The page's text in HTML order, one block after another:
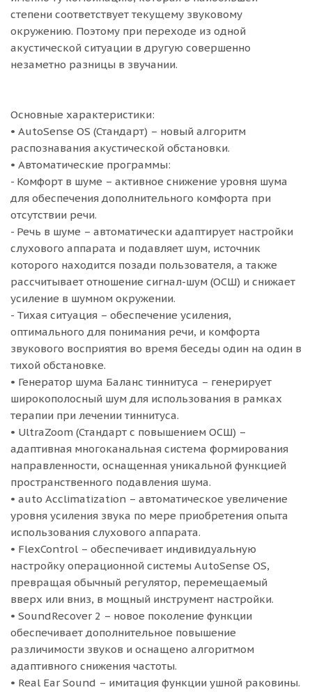
степени соответствует текущему звуковому
окружению. Поэтому при переходе из одной
акустической ситуации в другую совершенно
незаметно разницы в звучании.
Основные характеристики:
• AutoSense OS (Стандарт) – новый алгоритм
распознавания акустической обстановки.
• Автоматические программы:
- Комфорт в шуме – активное снижение уровня шума
для обеспечения дополнительного комфорта при
отсутствии речи.
- Речь в шуме – автоматически адаптирует настройки
слухового аппарата и подавляет шум, источник
которого находится позади пользователя, а также
рассчитывает отношение сигнал-шум (ОСШ) и снижает
усиление в шумном окружении.
- Тихая ситуация – обеспечение усиления,
оптимального для понимания речи, и комфорта
звукового восприятия во время беседы один на один в
тихой обстановке.
• Генератор шума Баланс тиннитуса – генерирует
широкополосный шум для использования в рамках
терапии при лечении тиннитуса.
• UltraZoom (Стандарт с повышением ОСШ) –
адаптивная многоканальная система формирования
направленности, оснащенная уникальной функцией
пространственного подавления шума.
• auto Acclimatization – автоматическое увеличение
уровня усиления звука по мере приобретения опыта
использования слухового аппарата.
• FlexControl – обеспечивает индивидуальную
настройку операционной системы AutoSense OS,
превращая обычный регулятор, перемещаемый
вверх или вниз, в мощный инструмент настройки.
• SoundRecover 2 – новое поколение функции
обеспечивает дополнительное повышение
различимости звуков и оснащено алгоритмом
адаптивного снижения частоты.
• Real Ear Sound – имитация функции ушной раковины.